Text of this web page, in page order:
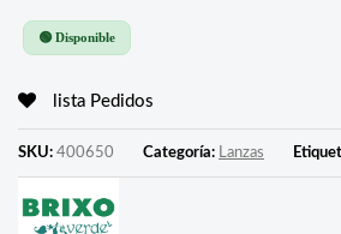
🟢 Disponible
lista Pedidos
SKU: 400650 Categoría: Lanzas